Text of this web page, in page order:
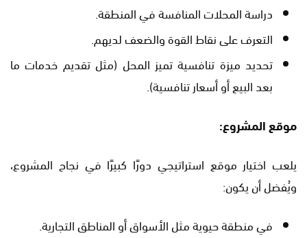
دراسة المحلات المنافسة في المنطقة.
التعرف على نقاط القوة والضعف لديهم.
تحديد ميزة تنافسية تميز المحل (مثل تقديم خدمات ما
بعد البيع أو أسعار تنافسية).
موقع المشروع:
يلعب اختيار موقع استراتيجي دورًا كبيرًا في نجاح المشروع،
ويُفضل أن يكون:
في منطقة حيوية مثل الأسواق أو المناطق التجارية.